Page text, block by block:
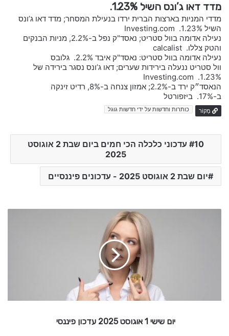
מדד דאו ג’ונס השיל 1.23%.
מדדי המניות בארצות הברית ירדו בנעילת המסחר; מדד דאו ג’ונס
השיל 1.23%. Investing.com
נעילה אדומה בוול סטריט; נאסד"ק נפל ב-2.2%, מניות הבנקים
והטק צללו. calcalist
נעילה אדומה בוול סטריט: נאסד"ק איבד 2.2%. גלובס
וול סטריט ננעלה בירידות שערים; דאו ג’ונס נסגר בירידה של
1.23%. Investing.com
הנאסד״ק ירד ב-2.2%; אמזון צנחה ב-8%, רדיט זינקה
ב-17%. ביזפורטל
מָקוֹר כותרות וחדשות על ידי חדשות גוגל
10 עדכוני כלכלה הכי חמים ביום שבת 2 אוגוסט
2025
יום שבת 2 אוגוסט 2025 - עדכונים פיננסיים
א
יום שישי 1 אוגוסט 2025 עדכון פיננסי